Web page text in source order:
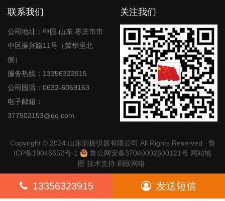
联系我们
公司地址：中国.山东.枣庄市市
中区振兴路11号（荣华里北
侧）
服务热线：13356323915
公司固话：0632-6069163
电子邮箱：
377502153@qq.com
关注我们
Copyright © 2024 山东润扬仪器有限公司 All Rights Reserved 鲁
ICP备19046652号-1
鲁公网安备37040002600121号 网站地
图 技术支持:刷联网络
13356323915 发送短信